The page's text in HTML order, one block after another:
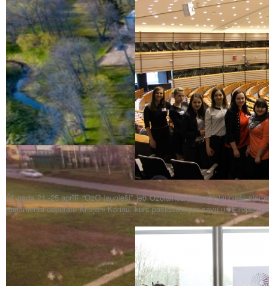
Šī gada 21.-25.aprīlī “OzO jaunieši” jeb Ozolaines pagasta jaunieši
parlamenta deputātu Krišjāni Kariņu, kurš pastāstīja par savu un Eiropas